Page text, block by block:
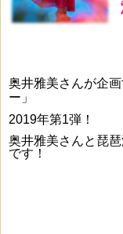
奥井雅美さんが企
ー」
2019年第1弾！
奥井雅美さんと琵
です！